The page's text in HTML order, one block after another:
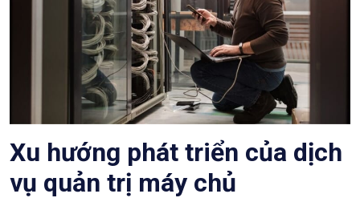
Xu hướng phát triển của dịch
vụ quản trị máy chủ